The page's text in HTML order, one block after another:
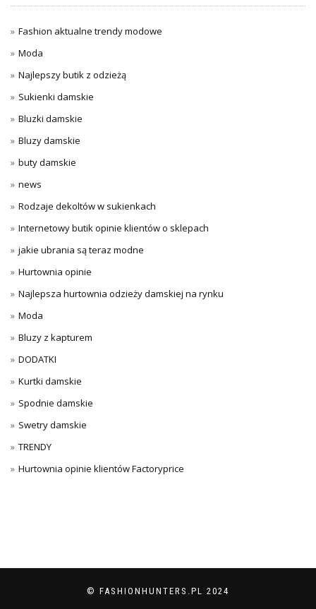
Fashion aktualne trendy modowe
Moda
Najlepszy butik z odzieżą
Sukienki damskie
Bluzki damskie
Bluzy damskie
buty damskie
news
Rodzaje dekoltów w sukienkach
Internetowy butik opinie klientów o sklepach
jakie ubrania są teraz modne
Hurtownia opinie
Najlepsza hurtownia odzieży damskiej na rynku
Moda
Bluzy z kapturem
DODATKI
Kurtki damskie
Spodnie damskie
Swetry damskie
TRENDY
Hurtownia opinie klientów Factoryprice
© FASHIONHUNTERS.PL 2024